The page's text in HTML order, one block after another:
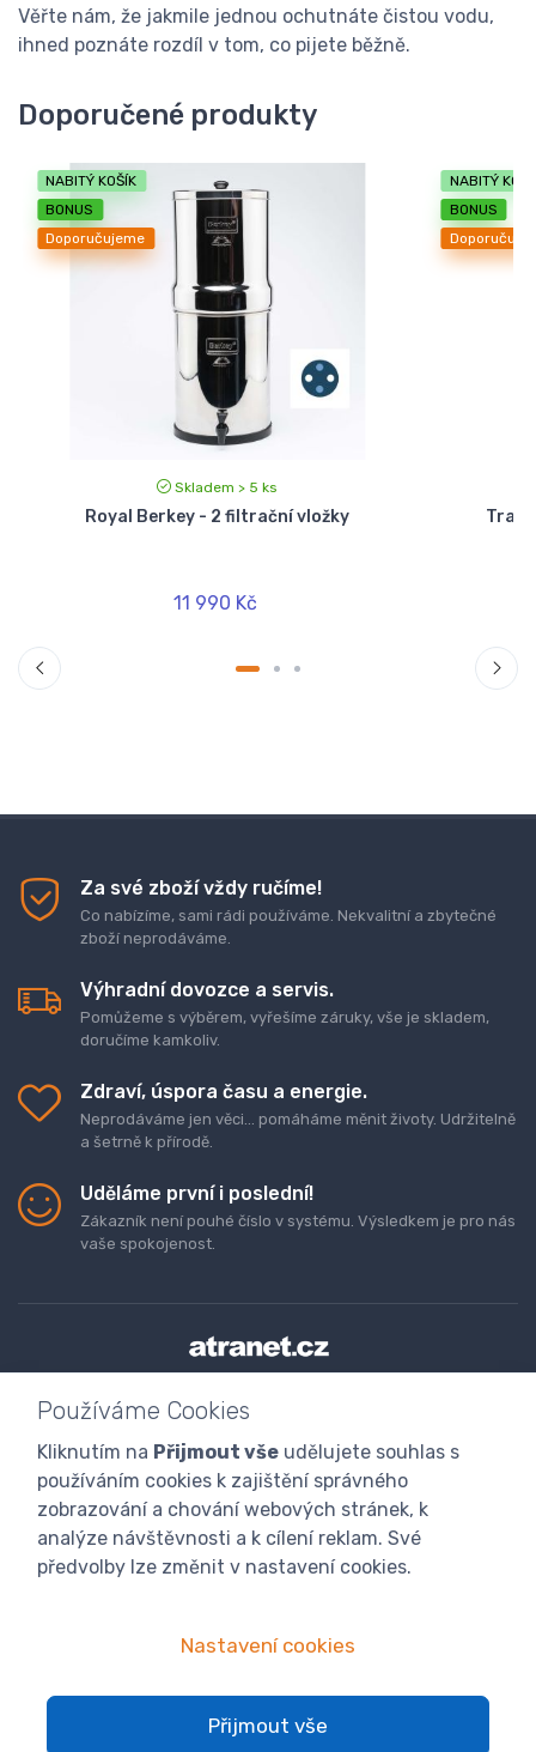
Věřte nám, že jakmile jednou ochutnáte čistou vodu,
ihned poznáte rozdíl v tom, co pijete běžně.
Doporučené produkty
NABITÝ KOŠÍK
BONUS
Doporučujeme
Skladem > 5 ks
Royal Berkey - 2 filtrační vložky
11 990 Kč
NABITÝ
BONUS
Za své zboží vždy ručíme!
Co nabízíme, sami rádi používáme. Nekvalitní a zbytečné
zboží neprodáváme.
Výhradní dovozce a servis.
Pomůžeme s výběrem, vyřešíme záruky, vše je skladem,
doručíme kamkoliv.
Zdraví, úspora času a energie.
Neprodáváme jen věci... pomáháme měnit životy. Udržitelně
a šetrně k přírodě.
Uděláme první i poslední!
Zákazník není pouhé číslo v systému. Výsledkem je pro nás
vaše spokojenost.
Doprava a platba zboží
Obchodní podmínky
Program digitalizace
Používáme Cookies
Kliknutím na Přijmout vše udělujete souhlas s
používáním cookies k zajištění správného
zobrazování a chování webových stránek, k
analýze návštěvnosti a k cílení reklam. Své
předvolby lze změnit v nastavení cookies.
Nastavení cookies
Přijmout vše